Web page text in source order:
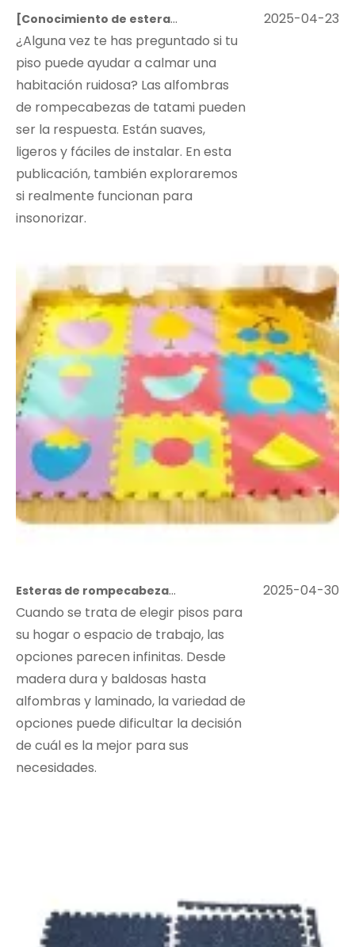
[Conocimiento de esteras de rompecabezas ] ¿Se
¿Alguna vez te has preguntado si tu
piso puede ayudar a calmar una
habitación ruidosa? Las alfombras
de rompecabezas de tatami pueden
ser la respuesta. Están suaves,
ligeros y fáciles de instalar. En esta
publicación, también exploraremos
si realmente funcionan para
insonorizar.
2025-04-23
Esteras de rompecabezas de tatami: la solución perfecta para pisos cómodos y versátiles
Cuando se trata de elegir pisos para
su hogar o espacio de trabajo, las
opciones parecen infinitas. Desde
madera dura y baldosas hasta
alfombras y laminado, la variedad de
opciones puede dificultar la decisión
de cuál es la mejor para sus
necesidades.
2025-04-30